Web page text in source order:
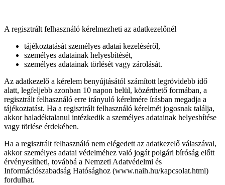
A regisztrált felhasználó kérelmezheti az adatkezelőnél
tájékoztatását személyes adatai kezeléséről,
személyes adatainak helyesbítését,
személyes adatainak törlését vagy zárolását.
Az adatkezelő a kérelem benyújtásától számított legrövidebb idő
alatt, legfeljebb azonban 10 napon belül, közérthető formában, a
regisztrált felhasználó erre irányuló kérelmére írásban megadja a
tájékoztatást. Ha a regisztrált felhasználó kérelmét jogosnak találja,
akkor haladéktalanul intézkedik a személyes adatainak helyesbítése
vagy törlése érdekében.
Ha a regisztrált felhasználó nem elégedett az adatkezelő válaszával,
akkor személyes adatai védelméhez való jogát polgári bíróság előtt
érvényesítheti, továbbá a Nemzeti Adatvédelmi és
Információszabadság Hatósághoz (www.naih.hu/kapcsolat.html)
fordulhat.